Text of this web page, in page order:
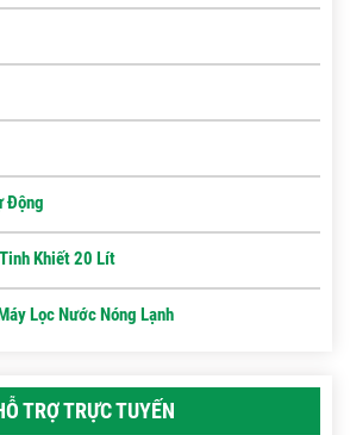
Động
Khiết 20 Lít
Lọc Nước Nóng Lạnh
TRỢ TRỰC TUYẾN